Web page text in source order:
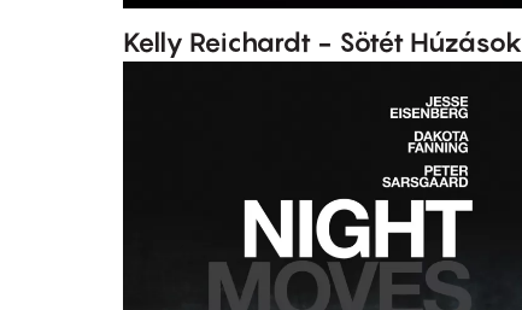
Kelly Reichardt - Sötét Húzások